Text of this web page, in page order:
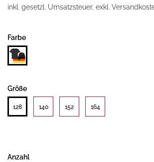
inkl. gesetzl. Umsatzsteuer, exkl.
Farbe
Größe
128 140 152 164
Anzahl